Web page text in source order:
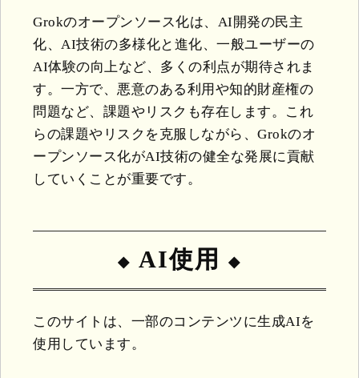
Grokのオープンソース化は、AI開発の民主
化、AI技術の多様化と進化、一般ユーザーの
AI体験の向上など、多くの利点が期待されま
す。一方で、悪意のある利用や知的財産権の
問題など、課題やリスクも存在します。これ
らの課題やリスクを克服しながら、Grokのオ
ープンソース化がAI技術の健全な発展に貢献
していくことが重要です。
AI使用
このサイトは、一部のコンテンツに生成AIを
使用しています。